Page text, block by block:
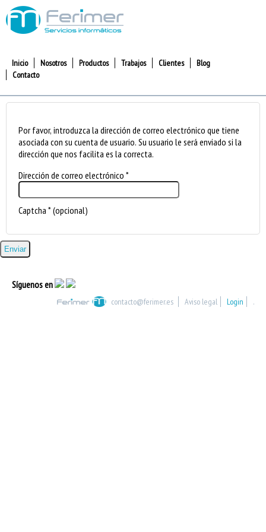
Inicio Nosotros Productos Trabajos Clientes
Blog
Contacto
Por favor, introduzca la dirección de correo electrónico que tiene
asociada con su cuenta de usuario. Su usuario le será enviado si la
dirección que nos facilita es la correcta.
Dirección de correo electrónico *
Captcha *(opcional)
Enviar
Síguenos en
contacto@ferimer.es Aviso legal Login .